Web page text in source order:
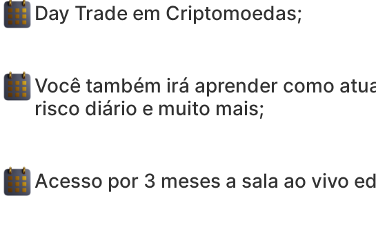
Day Trade em Criptomoedas;
Você também irá aprender como
risco diário e muito mais;
Acesso por 3 meses a sala ao vivo